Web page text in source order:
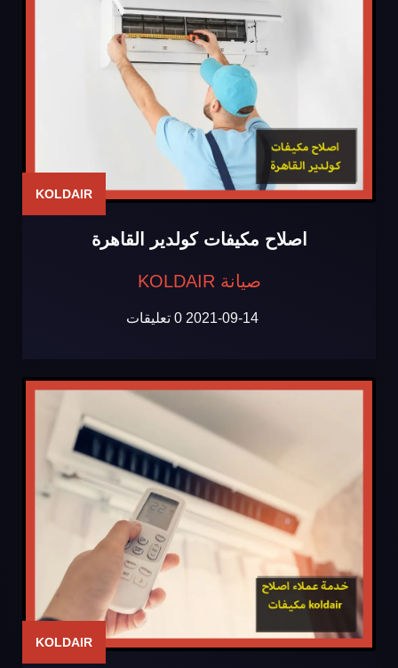
KOLDAIR
اصلاح مكيفات كولدير القاهرة
صيانة KOLDAIR
2021-09-14 0 تعليقات
KOLDAIR